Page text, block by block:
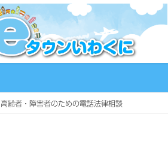
高齢者・障害者のための電話法律相談